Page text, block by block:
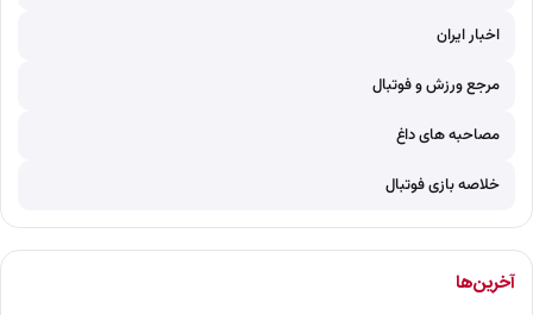
اخبار ایران
مرجع ورزش و فوتبال
مصاحبه های داغ
خلاصه بازی فوتبال
آخرین‌ها